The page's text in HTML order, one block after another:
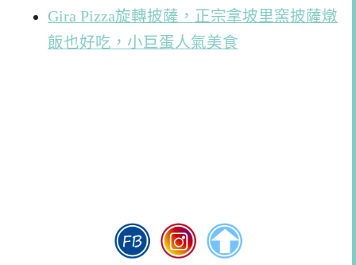
Gira Pizza旋轉披薩，正宗拿坡里窯披薩燉
飯也好吃，小巨蛋人氣美食